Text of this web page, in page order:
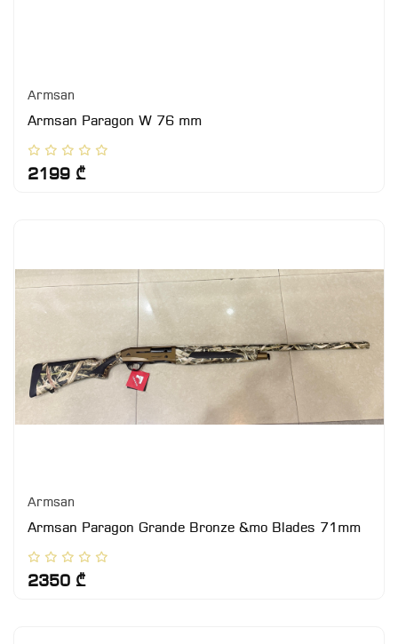
Armsan
Armsan Paragon W 76 mm
2199 ₾
Armsan
Armsan Paragon Grande Bronze &mo Blades 71mm
2350 ₾